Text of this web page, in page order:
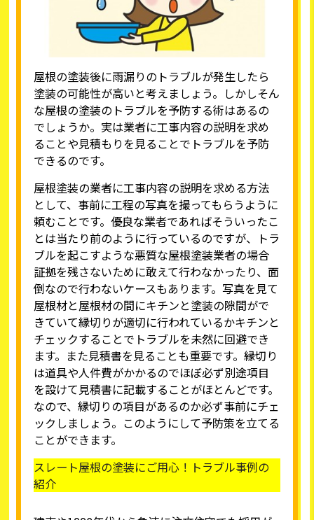
屋根の塗装後に雨漏りのトラブルが発生したら
塗装の可能性が高いと考えましょう。しかしそん
な屋根の塗装のトラブルを予防する術はあるの
でしょうか。実は業者に工事内容の説明を求め
ることや見積もりを見ることでトラブルを予防
できるのです。
屋根塗装の業者に工事内容の説明を求める方法
として、事前に工程の写真を撮ってもらうように
頼むことです。優良な業者であればそういったこ
とは当たり前のように行っているのですが、トラ
ブルを起こすような悪質な屋根塗装業者の場合
証拠を残さないために敢えて行わなかったり、面
倒なので行わないケースもあります。写真を見て
屋根材と屋根材の間にキチンと塗装の隙間がで
きていて縁切りが適切に行われているかキチンと
チェックすることでトラブルを未然に回避でき
ます。また見積書を見ることも重要です。縁切り
は道具や人件費がかかるのでほぼ必ず別途項目
を設けて見積書に記載することがほとんどです。
なので、縁切りの項目があるのか必ず事前にチェ
ックしましょう。このようにして予防策を立てる
ことができます。
スレート屋根の塗装にご用心！トラブル事例の
紹介